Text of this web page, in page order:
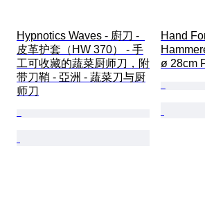
Hypnotics Waves - 廚刀 -
皮革护套（HW 370） - 手
工可收藏的蔬菜厨师刀，附
带刀鞘 - 亞洲 - 蔬菜刀与厨
师刀
Hand
ø 28cm